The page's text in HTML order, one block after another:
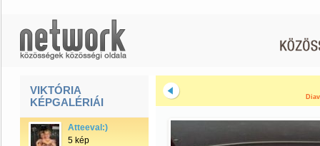
VIKTÓRIA
KÉPGALÉRIÁI
Atteeval:)
5 kép